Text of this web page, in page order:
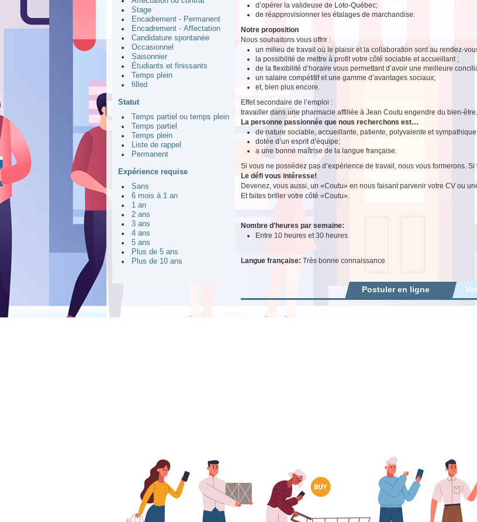
Stage
Encadrement - Permanent
Encadrement - Affectation
Candidature spontanée
Occasionnel
Saisonnier
Étudiants et finissants
Temps plein
filled
Statut
Temps partiel ou temps plein
Temps partiel
Temps plein
Liste de rappel
Permanent
Expérience requise
Sans
6 mois à 1 an
1 an
2 ans
3 ans
4 ans
5 ans
Plus de 5 ans
Plus de 10 ans
d’opérer la valideuse de Loto-Québec;
de réapprovisionner les étalages de marchandise.
Notre proposition
Nous souhaitons vous offrir :
un milieu de travail où le plaisir et la collaboration sont au rendez-
la possibilité de mettre à profit votre côté sociable et accueillant ;
de la flexibilité d’horaire vous permettant d’avoir une meilleure
un salaire compétitif et une gamme d’avantages sociaux;
et, bien plus encore.
Effet secondaire de l’emploi :
travailler dans une pharmacie affiliée à Jean Coutu engendre du bien-
La personne passionnée que nous recherchons est…
de nature sociable, accueillante, patiente, polyvalente et
dotée d’un esprit d’équipe;
a une bonne maîtrise de la langue française.
Si vous ne possédez pas d’expérience de travail, nous vous formerons.
Le défi vous intéresse!
Devenez, vous aussi, un «Coutu» en nous faisant parvenir votre CV ou
Et faites briller votre côté «Coutu».
Nombre d'heures par semaine:
Entre 10 heures et 30 heures
Langue française: Très bonne connaissance
Postuler en ligne